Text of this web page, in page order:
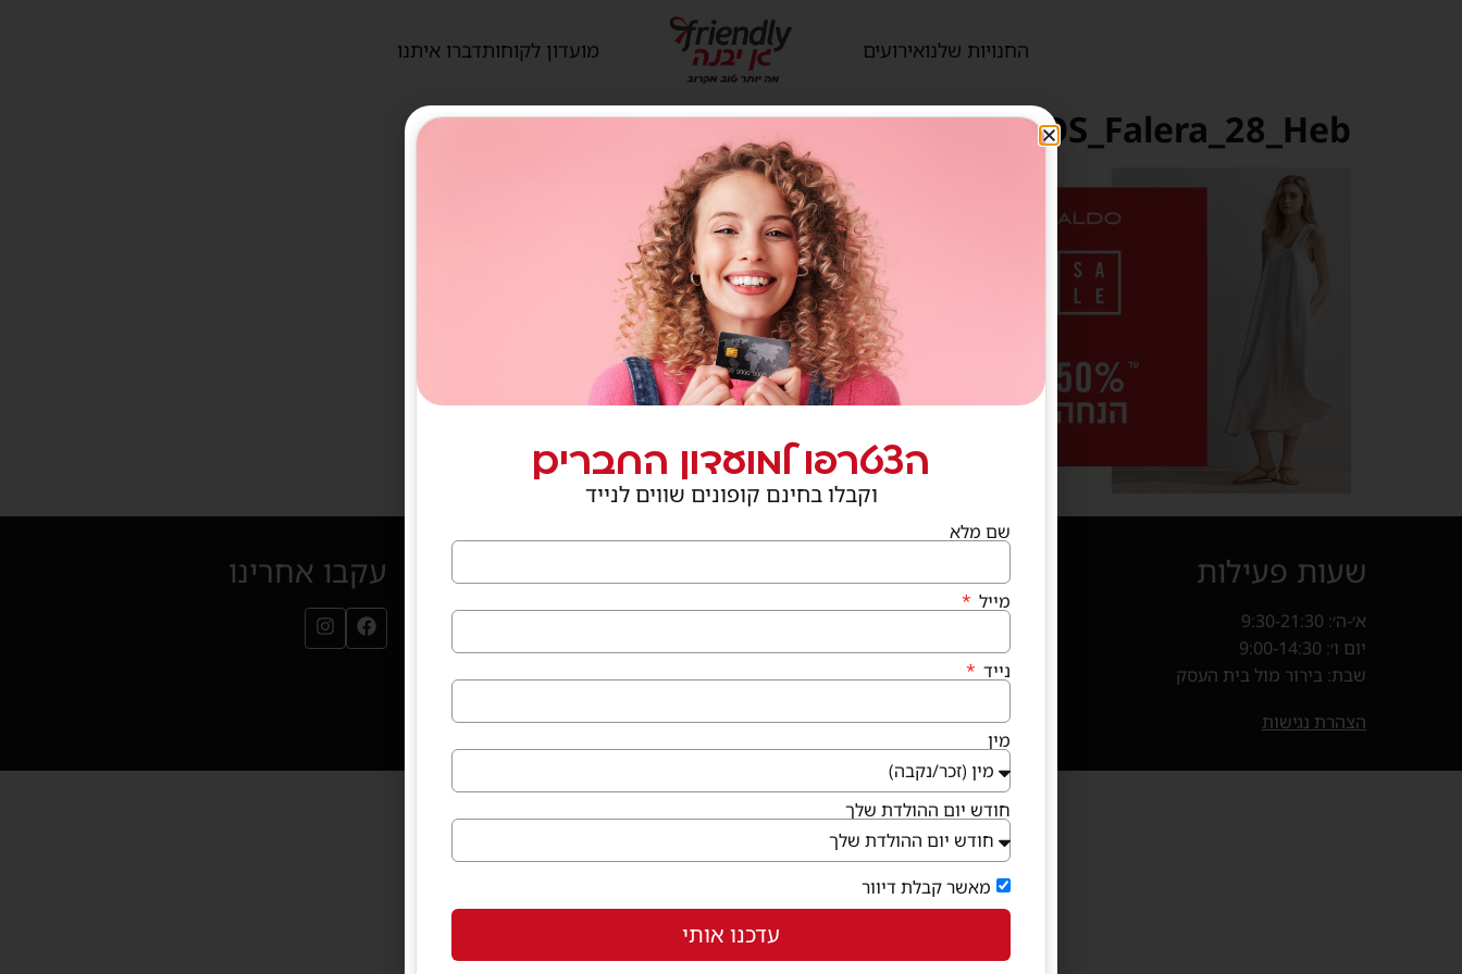
החנויות שלנואירועים מועדון לקוחותדברו איתנו
EOS_Falera_28_Heb
שעות פעילות
א׳-ה׳: 9:30-21:30
יום ו׳: 9:00-14:30
שבת: בירור מול בית העסק
הצהרת נגישות
איך מגיעים
קניון פרנדלי גן יבנה, המגינים 56
חנייה במקום ללא עלות
(נפתח בחלון חדש)
עקבו אחרינו
עמוד הפייסבוק שלנו (נפתח בחלון חדש)
עמוד האינסטגרם שלנו (נפתח בחלון
הצטרפו למועדון החברים
וקבלו בחינם קופונים שווים לנייד
שם מלא
מייל
נייד
מין
חודש יום ההולדת שלך
מאשר קבלת דיוור
עדכנו אותי